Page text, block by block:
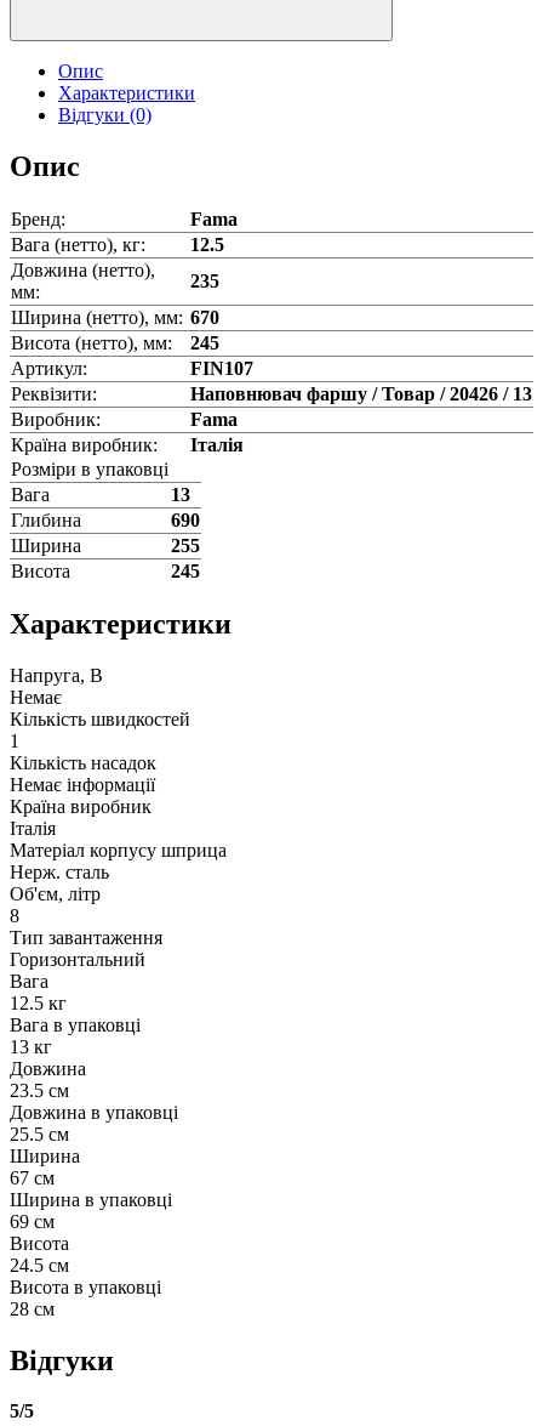
Опис
Характеристики
Відгуки (0)
Опис
Бренд:
Fama
Вага (нетто), кг:
12.5
Довжина (нетто),
мм:
235
Ширина (нетто), мм: 670
Висота (нетто), мм:
245
Артикул:
FIN107
Реквізити:
Наповнювач фаршу / Товар / 20426 / 13
Виробник:
Fama
Країна виробник:
Італія
Розміри в упаковці
Вага
13
Глибина
690
Ширина
255
Висота
245
Характеристики
Напруга, В
Немає
Кількість швидкостей
1
Кількість насадок
Немає інформації
Країна виробник
Італія
Матеріал корпусу шприца
Нерж. сталь
Об'єм, літр
8
Тип завантаження
Горизонтальний
Вага
12.5 кг
Вага в упаковці
13 кг
Довжина
23.5 см
Довжина в упаковці
25.5 см
Ширина
67 см
Ширина в упаковці
69 см
Висота
24.5 см
Висота в упаковці
28 см
Відгуки
5/5